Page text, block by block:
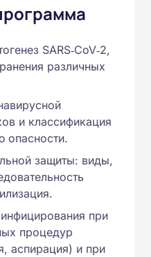
SARS‑CoV‑2,
различных
и классификация
опасности.
защиты: виды,
при
процедур
аспирация) и при